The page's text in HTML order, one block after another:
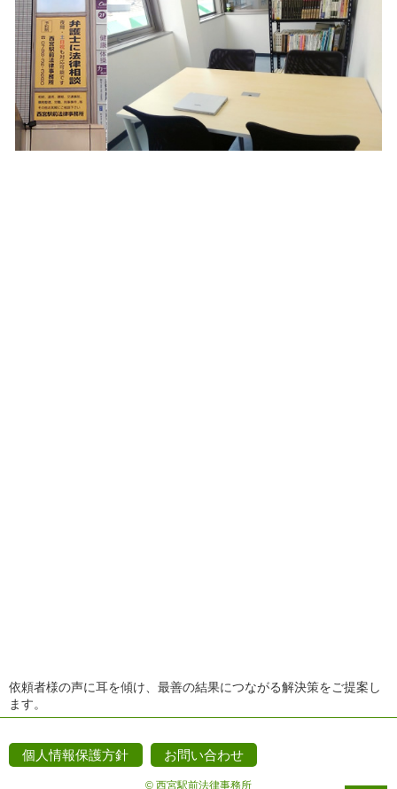
依頼者様の声に耳を傾け、最善の結果につながる解決策をご提案し
ます。
個人情報保護方針 お問い合わせ
© 西宮駅前法律事務所